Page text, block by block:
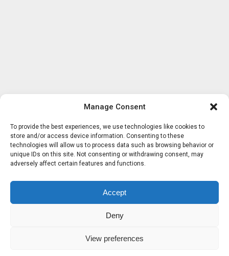
Manage Consent
To provide the best experiences, we use technologies like cookies to
store and/or access device information. Consenting to these
technologies will allow us to process data such as browsing behavior or
unique IDs on this site. Not consenting or withdrawing consent, may
adversely affect certain features and functions.
Accept
Deny
View preferences